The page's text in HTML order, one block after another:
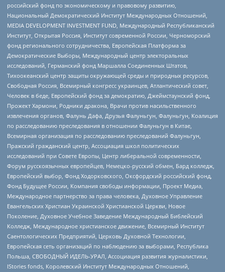
российский фонд по экономическому и правовому развитию,
Национальный Демократический Институт Международных Отношений,
MEDIA DEVELOPMENT INVESTMENT FUND, Международный Республиканский
Институт, Открытая Россия, Институт современной России, Черноморский
фонд регионального сотрудничества, Европейская Платформа за
Демократические Выборы, Международный центр электоральных
исследований, Германский фонд Маршалла Соединенных Штатов,
Тихоокеанский центр защиты окружающей среды и природных ресурсов,
Свободная Россия, Всемирный конгресс украинцев, Атлантический совет,
Человек в беде, Европейский фонд за демократию, Джеймстаунский фонд,
Прожект Хармони, Родники дракона, Врачи против насильственного
извлечения органов, Фалунь Дафа, Друзья Фалуньгун, Фалуньгун, Коалиция
по расследованию преследования в отношении Фалуньгун в Китае,
Всемирная организация по расследованию преследований Фалуньгун,
Пражский гражданский центр, Ассоциация школ политических
исследований при Совете Европы, Центр либеральной современности,
Форум русскоязычных европейцев, Немецко-русский обмен, Бард колледж,
Европейский выбор, Фонд Ходорковского, Оксфордский российский фонд,
Фонд Будущее России, Компания свободы информации, Проект Медиа,
Международное партнерство за права человека, Духовное Управление
Евангельских Христиан Украинской Христианской Церкви, Новое
Поколение, Духовное Учебное Заведение Международный Библейский
Колледж, Международное христианское движение, Всемирный Институт
Саентологических Предприятий, Церковь Духовной Технологии,
Европейская сеть организаций по наблюдению за выборами, Республика
Польша, СВОБОДНЫЙ ИДЕЛЬ-УРАЛ, Ассоциация развития журналистики,
IStories fonds, Королевский Институт Международных Отношений,